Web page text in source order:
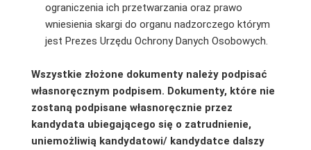
ograniczenia ich przetwarzania oraz prawo
wniesienia skargi do organu nadzorczego którym
jest Prezes Urzędu Ochrony Danych Osobowych.
Wszystkie złożone dokumenty należy podpisać
własnoręcznym podpisem. Dokumenty, które nie
zostaną podpisane własnoręcznie przez
kandydata ubiegającego się o zatrudnienie,
uniemożliwią kandydatowi/ kandydatce dalszy